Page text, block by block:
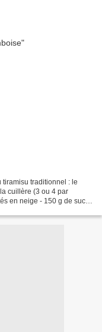
traditionnel : le
cuillère (3 ou 4 par
en neige - 150 g de sucre